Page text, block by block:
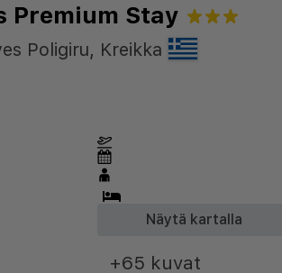
Premium Stay
Poligiru, Kreikka
Näytä kartalla
+65 kuvat